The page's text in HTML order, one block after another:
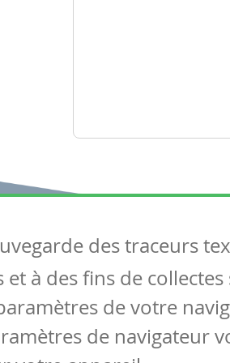
Articles
Tous les articles
Articles DYS
Circulaires
des traceurs
à des fins de
de votre
de navigateur